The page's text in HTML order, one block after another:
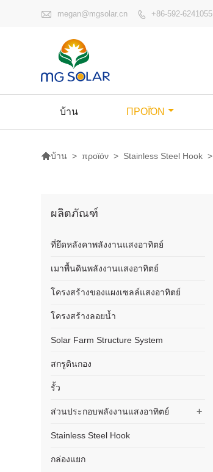
 megan@mgsolar.cn  +86-592-6241055
บ้าน ΠΡΟΪΌΝ
บ้าน > προϊόν > Stainless Steel Hook >
ผลิตภัณฑ์
ที่ยึดหลังคาพลังงานแสงอาทิตย์
เมาพื้นดินพลังงานแสงอาทิตย์
โครงสร้างของแผงเซลล์แสงอาทิตย์
โครงสร้างลอยน้ำ
Solar Farm Structure System
สกรูดินกอง
รั้ว
+
ส่วนประกอบพลังงานแสงอาทิตย์
Stainless Steel Hook
กล่องแยก